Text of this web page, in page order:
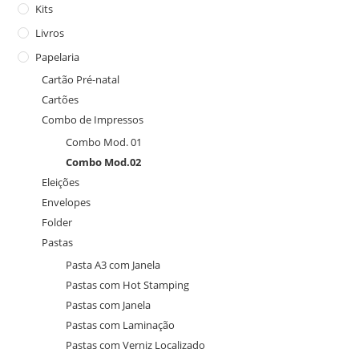
Kits
Livros
Papelaria
Cartão Pré-natal
Cartões
Combo de Impressos
Combo Mod. 01
Combo Mod.02
Eleições
Envelopes
Folder
Pastas
Pasta A3 com Janela
Pastas com Hot Stamping
Pastas com Janela
Pastas com Laminação
Pastas com Verniz Localizado